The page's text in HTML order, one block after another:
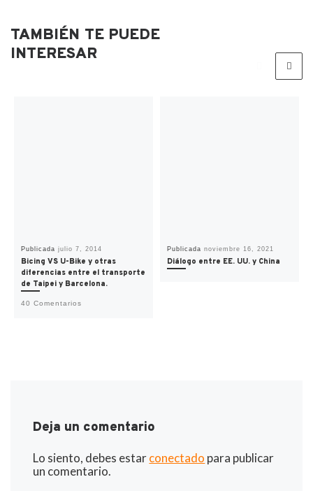
o
TAMBIÉN TE PUEDE
INTERESAR
Publicadajulio 7, 2014
Bicing VS U-Bike y otras
diferencias entre el transporte
de Taipei y Barcelona.
40 Comentarios
Publicadanoviembre 16, 2021
Diálogo entre EE. UU. y China
Deja un comentario
Lo siento, debes estarconectado para publicar
un comentario.